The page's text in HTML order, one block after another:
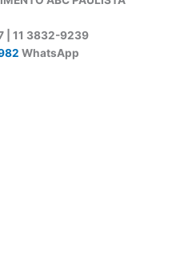
| 11 3832-9239
WhatsApp